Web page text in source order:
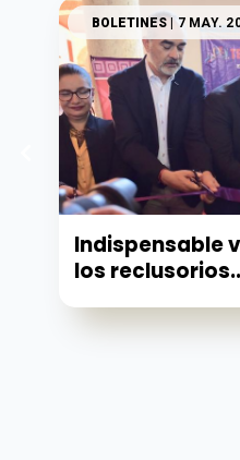
BOLETINES | 7 MAY.
Indispensable
los